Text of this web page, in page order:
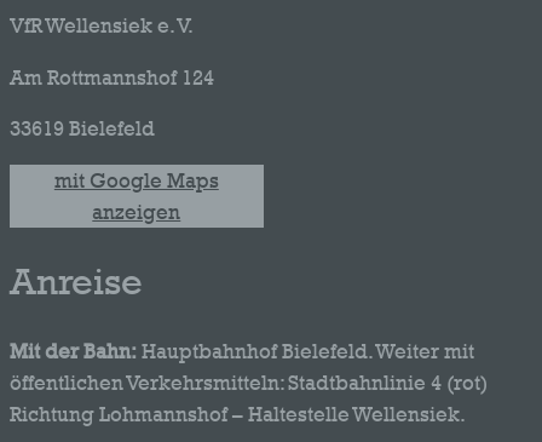
VfR Wellensiek e. V.
Am Rottmannshof 124
33619 Bielefeld
mit Google Maps
anzeigen
Anreise
Mit der Bahn: Hauptbahnhof Bielefeld. Weiter mit
öffentlichen Verkehrsmitteln: Stadtbahnlinie 4 (rot)
Richtung Lohmannshof – Haltestelle Wellensiek.